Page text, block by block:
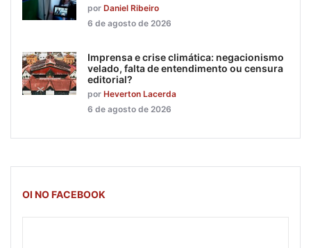
por Daniel Ribeiro
6 de agosto de 2026
Imprensa e crise climática: negacionismo
velado, falta de entendimento ou censura
editorial?
por Heverton Lacerda
6 de agosto de 2026
OI NO FACEBOOK